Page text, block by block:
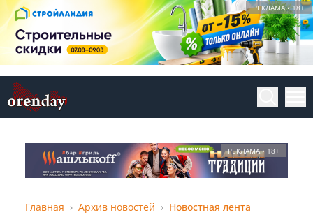
РЕКЛАМА • 18+
РЕКЛАМА • 18+
Главная Архив новостей Новостная лента